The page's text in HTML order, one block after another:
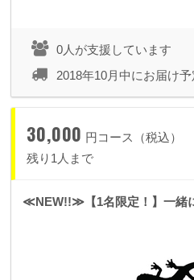
オリジナルペイントの「スリッ
お名前をクレジットさせていた
（※スリッポンサンプル画像）
／ 右サンプル「梵字」）
0人が支援しています
2018年10月中にお届け
30,000 円コース（税込）
残り1人まで
≪NEW!!≫【1名限定！】一緒